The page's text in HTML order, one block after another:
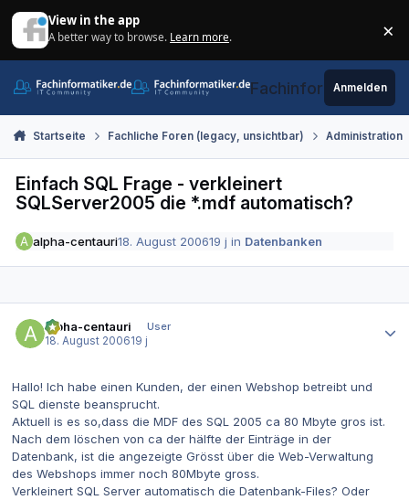
View in the app
A better way to browse. Learn more. ×
Fachinformatiker.de
Anmelden
Startseite Fachliche Foren (legacy, unsichtbar) Administration
Einfach SQL Frage - verkleinert
SQLServer2005 die *.mdf automatisch?
alpha-centauri18. August 200619 j in Datenbanken
alpha-centauri
User
18. August 200619 j
Hallo! Ich habe einen Kunden, der einen Webshop betreibt und
SQL dienste beansprucht.
Aktuell is es so,dass die MDF des SQL 2005 ca 80 Mbyte gros ist.
Nach dem löschen von ca der hälfte der Einträge in der
Datenbank, ist die angezeigte Grösst über die Web-Verwaltung
des Webshops immer noch 80Mbyte gross.
Verkleinert SQL Server automatisch die Datenbank-Files? Oder